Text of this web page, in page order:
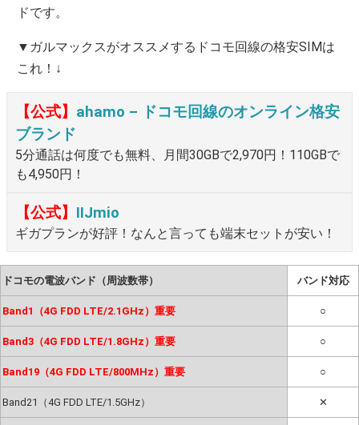
ドです。
▼ガルマックスがオススメするドコモ回線の格安SIMは
これ！↓
【公式】 ahamo – ドコモ回線のオンライン格安
ブランド
5分通話は何度でも無料、月間30GBで2,970円！110GBで
も4,950円！
【公式】 IIJmio
ギガプランが好評！なんと言っても端末セットが安い！
ドコモの電波バンド（周波数帯） バンド対応
Band1（4G FDD LTE/2.1GHz）重要 ○
Band3（4G FDD LTE/1.8GHz）重要 ○
Band19（4G FDD LTE/800MHz）重要 ○
Band21（4G FDD LTE/1.5GHz） ✕